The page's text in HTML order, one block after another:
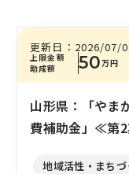
上限金額
助成額
50万円
更新日： 2026/07/
山形県：「やま
費補助金」≪第2
地域活性・まちづ